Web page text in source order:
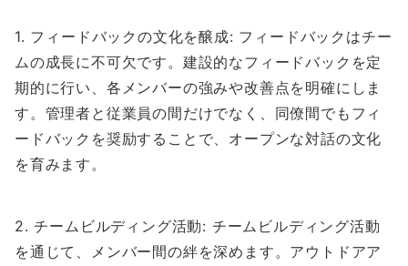
1. フィードバックの文化を醸成: フィードバックはチー
ムの成長に不可欠です。建設的なフィードバックを定
期的に行い、各メンバーの強みや改善点を明確にしま
す。管理者と従業員の間だけでなく、同僚間でもフィ
ードバックを奨励することで、オープンな対話の文化
を育みます。
2. チームビルディング活動: チームビルディング活動
を通じて、メンバー間の絆を深めます。アウトドアア